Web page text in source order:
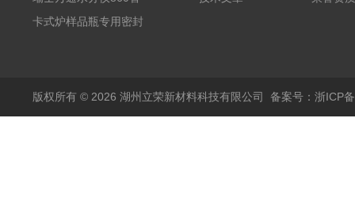
4757 瓶装一瓶50个
液相切口9*1mm聚四氟
代原装产品 6.1448.057
卡式炉样品瓶专用密封
版权所有 © 2026 湖州立荣新材料科技有限公司 备案号：浙ICP